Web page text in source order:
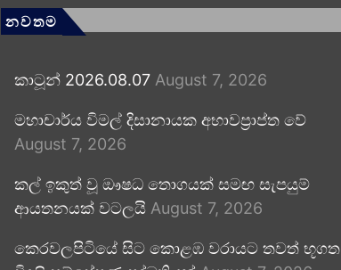
නවතම
කාටූන් 2026.08.07 August 7, 2026
මහාචාර්ය විමල් දිසානායක අභාවප්‍රාප්ත වේ
August 7, 2026
කල් ඉකුත් වූ ඖෂධ තොගයක් සමඟ සැපයුම්
ආයතනයක් වටලයි August 7, 2026
කෙරවලපිටියේ සිට කොළඹ වරායට තවත් භූගත